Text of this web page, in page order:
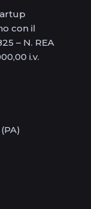
con il
– N. REA
i.v.